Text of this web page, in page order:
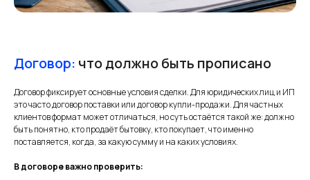
Договор: что должно быть прописано
Договор фиксирует основные условия сделки. Для юридических лиц и ИП
это часто договор поставки или договор купли-продажи. Для частных
клиентов формат может отличаться, но суть остаётся такой же: должно
быть понятно, кто продаёт бытовку, кто покупает, что именно
поставляется, когда, за какую сумму и на каких условиях.
В договоре важно проверить: